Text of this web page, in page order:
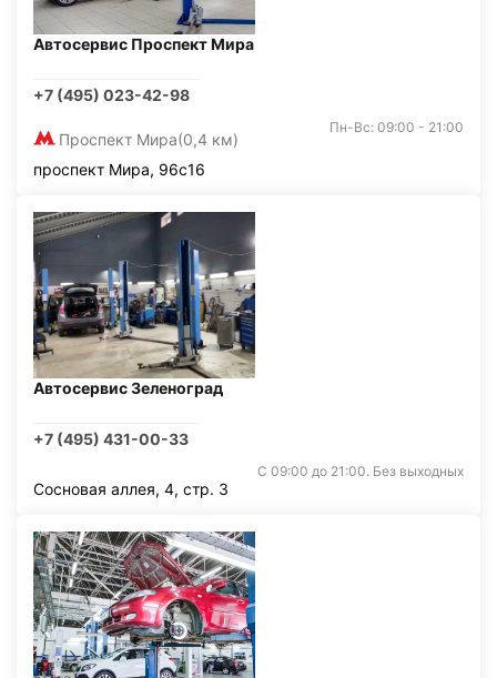
Автосервис Проспект Мира
+7 (495) 023-42-98
Проспект Мира(0,4 км)
Пн-Вс: 09:00 - 21:00
проспект Мира, 96с16
Автосервис Зеленоград
+7 (495) 431-00-33
С 09:00 до 21:00. Без выходных
Сосновая аллея, 4, стр. 3